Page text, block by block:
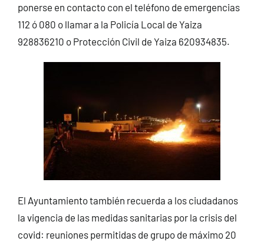
ponerse en contacto con el teléfono de emergencias
112 ó 080 o llamar a la Policía Local de Yaiza
928836210 o Protección Civil de Yaiza 620934835.
El Ayuntamiento también recuerda a los ciudadanos
la vigencia de las medidas sanitarias por la crisis del
covid: reuniones permitidas de grupo de máximo 20